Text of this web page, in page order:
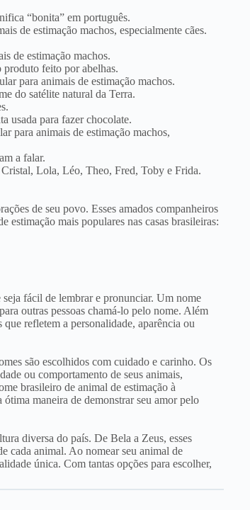
“bonita” em português.
de estimação machos, especialmente cães.
de estimação machos.
produto feito por abelhas.
para animais de estimação machos.
do satélite natural da Terra.
usada para fazer chocolate.
para animais de estimação machos,
a falar.
Lola, Léo, Theo, Fred, Toby e Frida.
de seu povo. Esses amados companheiros
estimação mais populares nas casas brasileiras:
seja fácil de lembrar e pronunciar. Um nome
outras pessoas chamá-lo pelo nome. Além
refletem a personalidade, aparência ou
são escolhidos com cuidado e carinho. Os
ou comportamento de seus animais,
brasileiro de animal de estimação à
maneira de demonstrar seu amor pelo
diversa do país. De Bela a Zeus, esses
cada animal. Ao nomear seu animal de
única. Com tantas opções para escolher,